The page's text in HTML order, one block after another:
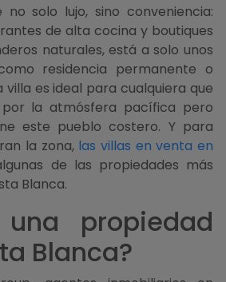
solo lujo, sino conveniencia:
de alta cocina y boutiques
naturales, está a solo unos
residencia permanente o
villa es ideal para cualquiera que
la atmósfera pacífica pero
este pueblo costero. Y para
la zona, las villas en venta en
de las propiedades más
Blanca.
una propiedad
Blanca?